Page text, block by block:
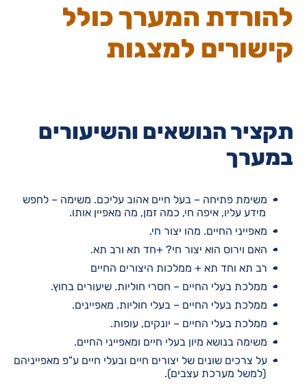
להורדת המערך כולל
קישורים למצגות
תקציר הנושאים והשיעורים
במערך
משימת פתיחה – בעל חיים אהוב עליכם. משימה – לחפש
מידע עליו, איפה חי, כמה זמן, מה מאפיין אותו.
מאפייני החיים. מהו יצור חי.
האם וירוס הוא יצור חי? +חד תא ורב תא.
רב תא וחד תא + ממלכות היצורים החיים
ממלכת בעלי החיים – חסרי חוליות. שיעורים בחוץ.
ממלכת בעלי החיים – בעלי חוליות. מאפיינים.
ממלכת בעלי החיים – יונקים, עופות.
משימה בנושא מיון בעלי חיים ומאפייני החיים.
על צרכים שונים של יצורים חיים ובעלי חיים ע"פ מאפייניהם
(למשל מערכת עצבים).